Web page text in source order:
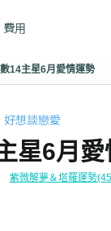
費用
14主星6月愛情運勢
好想談戀愛
星6月愛
紫微解夢＆塔羅運勢